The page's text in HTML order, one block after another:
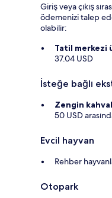
Giriş veya çıkış
ödemenizi talep
olabilir:
Tatil merkezi
37.04 USD
İsteğe bağlı
Zengin
50 USD
Evcil hayvan
Rehber
Otopark